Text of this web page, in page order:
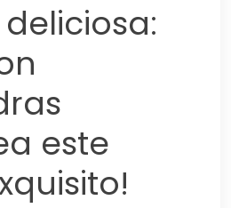
este